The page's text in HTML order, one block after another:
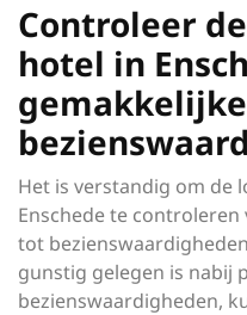
Controleer
hotel in
Het is verstandig om de
Enschede te
tot
gunstig gelegen is nabij
bezienswaardigheden,